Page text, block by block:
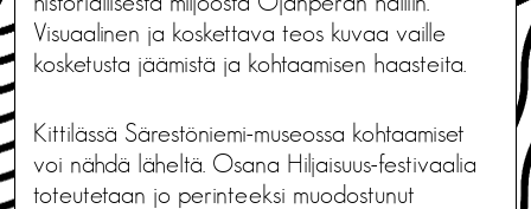
Visuaalinen ja koskettava teos kuvaa vaille
kosketusta jäämistä ja kohtaamisen haasteita.
Kittilässä Särestöniemi-museossa kohtaamiset
voi nähdä läheltä. Osana Hiljaisuus-festivaalia
toteutetaan jo perinteeksi muodostunut